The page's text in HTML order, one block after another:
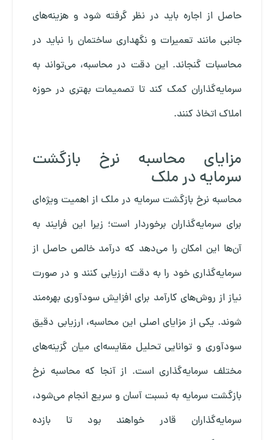
حاصل از اجاره باید در نظر گرفته شود و هزینه‌های
جانبی مانند تعمیرات و نگهداری ساختمان را نباید در
محاسبات گنجاند. این دقت در محاسبه، می‌تواند به
سرمایه‌گذاران کمک کند تا تصمیمات بهتری در حوزه
املاک اتخاذ کنند.
مزایای محاسبه نرخ بازگشت
سرمایه در ملک
محاسبه نرخ بازگشت سرمایه در ملک از اهمیت ویژه‌ای
برای سرمایه‌گذاران برخوردار است؛ زیرا این فرایند به
آن‌ها این امکان را می‌دهد که درآمد خالص حاصل از
سرمایه‌گذاری خود را به دقت ارزیابی کنند و در صورت
نیاز از روش‌های کارآمد برای افزایش سودآوری بهره‌مند
شوند. یکی از مزایای اصلی این محاسبه، ارزیابی دقیق
سودآوری و توانایی تحلیل مقایسه‌ای میان گزینه‌های
مختلف سرمایه‌گذاری است. از آنجا که محاسبه نرخ
بازگشت سرمایه به نسبت آسان و سریع انجام می‌شود،
سرمایه‌گذاران قادر خواهند بود تا بازده